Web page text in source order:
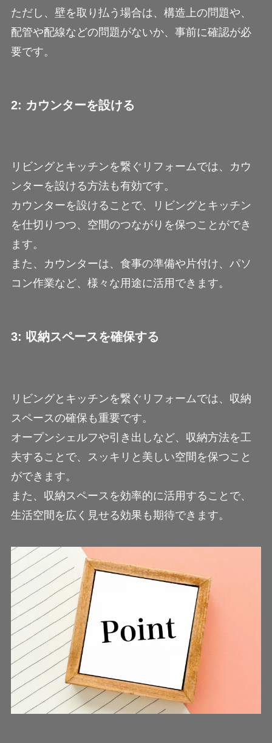
ただし、壁を取り払う場合は、構造上の問題や、
配管や配線などの問題がないか、事前に確認が必
要です。
2: カウンターを設ける
リビングとキッチンを繋ぐリフォームでは、カウ
ンターを設ける方法も有効です。
カウンターを設けることで、リビングとキッチン
を仕切りつつ、空間のつながりを保つことができ
ます。
また、カウンターは、食事の準備や片付け、パソ
コン作業など、様々な用途に活用できます。
3: 収納スペースを確保する
リビングとキッチンを繋ぐリフォームでは、収納
スペースの確保も重要です。
オープンシェルフや引き出しなど、収納方法を工
夫することで、スッキリと美しい空間を保つこと
ができます。
また、収納スペースを効率的に活用することで、
生活空間を広く見せる効果も期待できます。